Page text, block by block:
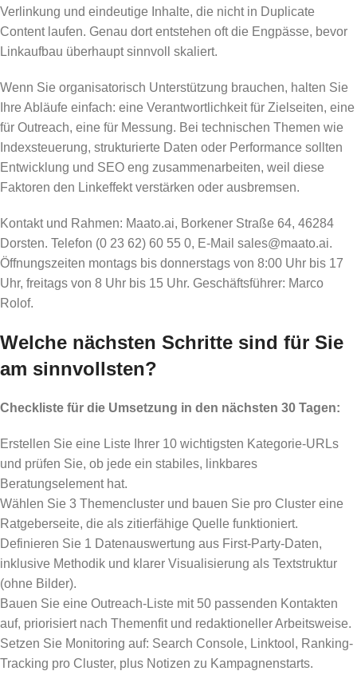
Verlinkung und eindeutige Inhalte, die nicht in Duplicate
Content laufen. Genau dort entstehen oft die Engpässe, bevor
Linkaufbau überhaupt sinnvoll skaliert.
Wenn Sie organisatorisch Unterstützung brauchen, halten Sie
Ihre Abläufe einfach: eine Verantwortlichkeit für Zielseiten, eine
für Outreach, eine für Messung. Bei technischen Themen wie
Indexsteuerung, strukturierte Daten oder Performance sollten
Entwicklung und SEO eng zusammenarbeiten, weil diese
Faktoren den Linkeffekt verstärken oder ausbremsen.
Kontakt und Rahmen: Maato.ai, Borkener Straße 64, 46284
Dorsten. Telefon (0 23 62) 60 55 0, E-Mail sales@maato.ai.
Öffnungszeiten montags bis donnerstags von 8:00 Uhr bis 17
Uhr, freitags von 8 Uhr bis 15 Uhr. Geschäftsführer: Marco
Rolof.
Welche nächsten Schritte sind für Sie
am sinnvollsten?
Checkliste für die Umsetzung in den nächsten 30 Tagen:
Erstellen Sie eine Liste Ihrer 10 wichtigsten Kategorie-URLs
und prüfen Sie, ob jede ein stabiles, linkbares
Beratungselement hat.
Wählen Sie 3 Themencluster und bauen Sie pro Cluster eine
Ratgeberseite, die als zitierfähige Quelle funktioniert.
Definieren Sie 1 Datenauswertung aus First-Party-Daten,
inklusive Methodik und klarer Visualisierung als Textstruktur
(ohne Bilder).
Bauen Sie eine Outreach-Liste mit 50 passenden Kontakten
auf, priorisiert nach Themenfit und redaktioneller Arbeitsweise.
Setzen Sie Monitoring auf: Search Console, Linktool, Ranking-
Tracking pro Cluster, plus Notizen zu Kampagnenstarts.